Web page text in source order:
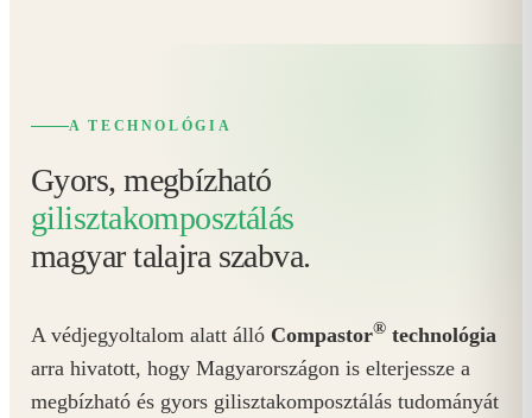
A TECHNOLÓGIA
Gyors, megbízható
gilisztakomposztálás
magyar talajra szabva.
A védjegyoltalom alatt álló Compastor® technológia
arra hivatott, hogy Magyarországon is elterjessze a
megbízható és gyors gilisztakomposztálás tudományát